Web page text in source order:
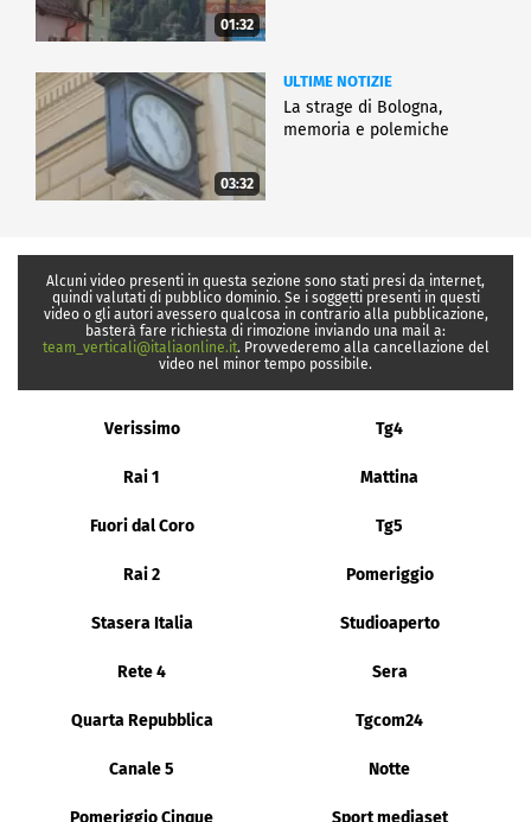
01:32
03:32
ULTIME NOTIZIE
La strage di Bologna,
memoria e polemiche
Alcuni video presenti in questa sezione sono stati presi da internet,
quindi valutati di pubblico dominio. Se i soggetti presenti in questi
video o gli autori avessero qualcosa in contrario alla pubblicazione,
basterà fare richiesta di rimozione inviando una mail a:
team_verticali@italiaonline.it. Provvederemo alla cancellazione del
video nel minor tempo possibile.
Verissimo Tg4
Rai 1 Mattina
Fuori dal Coro Tg5
Rai 2 Pomeriggio
Stasera Italia Studioaperto
Rete 4 Sera
Quarta Repubblica Tgcom24
Canale 5 Notte
Pomeriggio Cinque Sport mediaset